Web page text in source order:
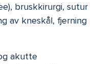
bruskkirurgi, sutur
av kneskål, fjerning
akutte